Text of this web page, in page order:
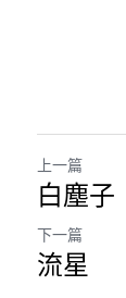
上一篇
白塵子
下一篇
流星